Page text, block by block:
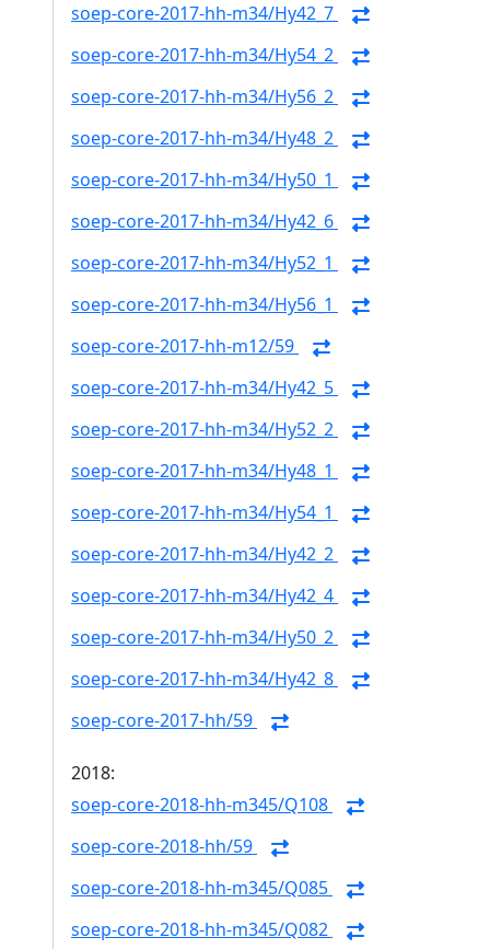
soep-core-2017-hh-m34/Hy42_7
soep-core-2017-hh-m34/Hy54_2
soep-core-2017-hh-m34/Hy56_2
soep-core-2017-hh-m34/Hy48_2
soep-core-2017-hh-m34/Hy50_1
soep-core-2017-hh-m34/Hy42_6
soep-core-2017-hh-m34/Hy52_1
soep-core-2017-hh-m34/Hy56_1
soep-core-2017-hh-m12/59
soep-core-2017-hh-m34/Hy42_5
soep-core-2017-hh-m34/Hy52_2
soep-core-2017-hh-m34/Hy48_1
soep-core-2017-hh-m34/Hy54_1
soep-core-2017-hh-m34/Hy42_2
soep-core-2017-hh-m34/Hy42_4
soep-core-2017-hh-m34/Hy50_2
soep-core-2017-hh-m34/Hy42_8
soep-core-2017-hh/59
2018:
soep-core-2018-hh-m345/Q108
soep-core-2018-hh/59
soep-core-2018-hh-m345/Q085
soep-core-2018-hh-m345/Q082